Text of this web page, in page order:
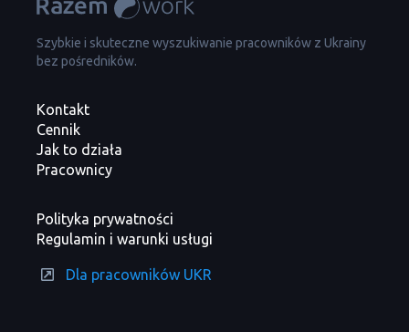
Szybkie i skuteczne wyszukiwanie pracowników z Ukrainy
bez pośredników.
Kontakt
Cennik
Jak to działa
Pracownicy
Polityka prywatności
Regulamin i warunki usługi
Dla pracowników UKR